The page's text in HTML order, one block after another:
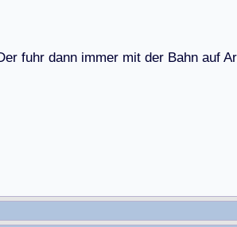
er fuhr dann immer mit der Bahn auf Ar